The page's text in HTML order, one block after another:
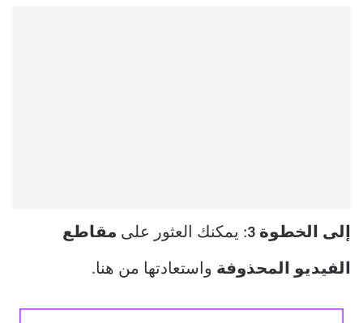
إلى الخطوة 3 : يمكنك العثور على مقاطع
الفيديو المحذوفة واستعادتها من هنا.